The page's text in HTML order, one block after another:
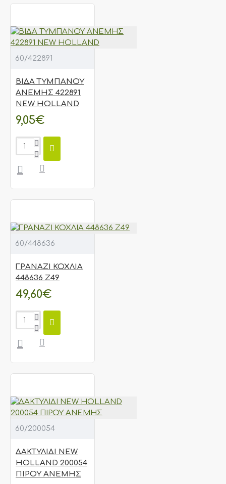
60/422891
ΒΙΔΑ ΤΥΜΠΑΝΟΥ
ΑΝΕΜΗΣ 422891
NEW HOLLAND
9,05€
60/448636
ΓΡΑΝΑΖΙ ΚΟΧΛΙΑ
448636 Ζ49
49,60€
60/200054
ΔΑΚΤΥΛΙΔΙ NEW
HOLLAND 200054
ΠΙΡΟΥ ΑΝΕΜΗΣ